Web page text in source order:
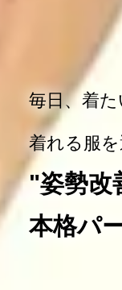
毎日、着た
着れる服を
"姿勢改
本格パ